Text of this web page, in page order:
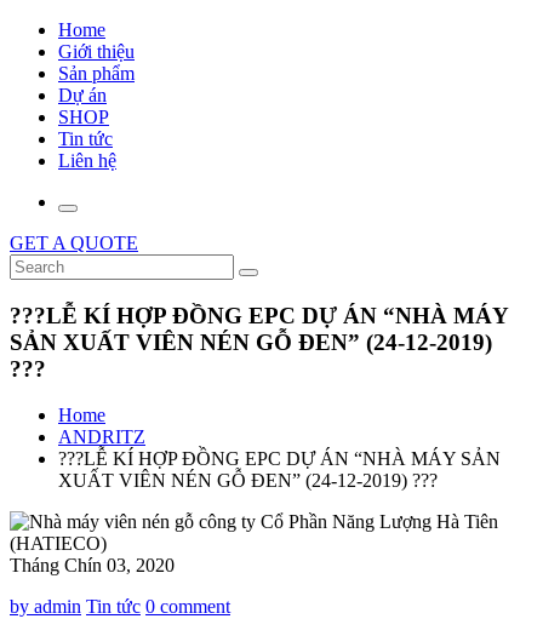
Home
Giới thiệu
Sản phẩm
Dự án
SHOP
Tin tức
Liên hệ
GET A QUOTE
???LỄ KÍ HỢP ĐỒNG EPC DỰ ÁN “NHÀ MÁY
SẢN XUẤT VIÊN NÉN GỖ ĐEN” (24-12-2019)
???
Home
ANDRITZ
???LỄ KÍ HỢP ĐỒNG EPC DỰ ÁN “NHÀ MÁY SẢN
XUẤT VIÊN NÉN GỖ ĐEN” (24-12-2019) ???
Tháng Chín 03, 2020
by admin Tin tức 0 comment